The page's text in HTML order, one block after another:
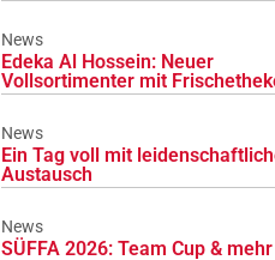
News
Edeka Al Hossein: Neuer
Vollsortimenter mit
News
Ein Tag voll mit
Austausch
News
SÜFFA 2026: Team Cup & mehr